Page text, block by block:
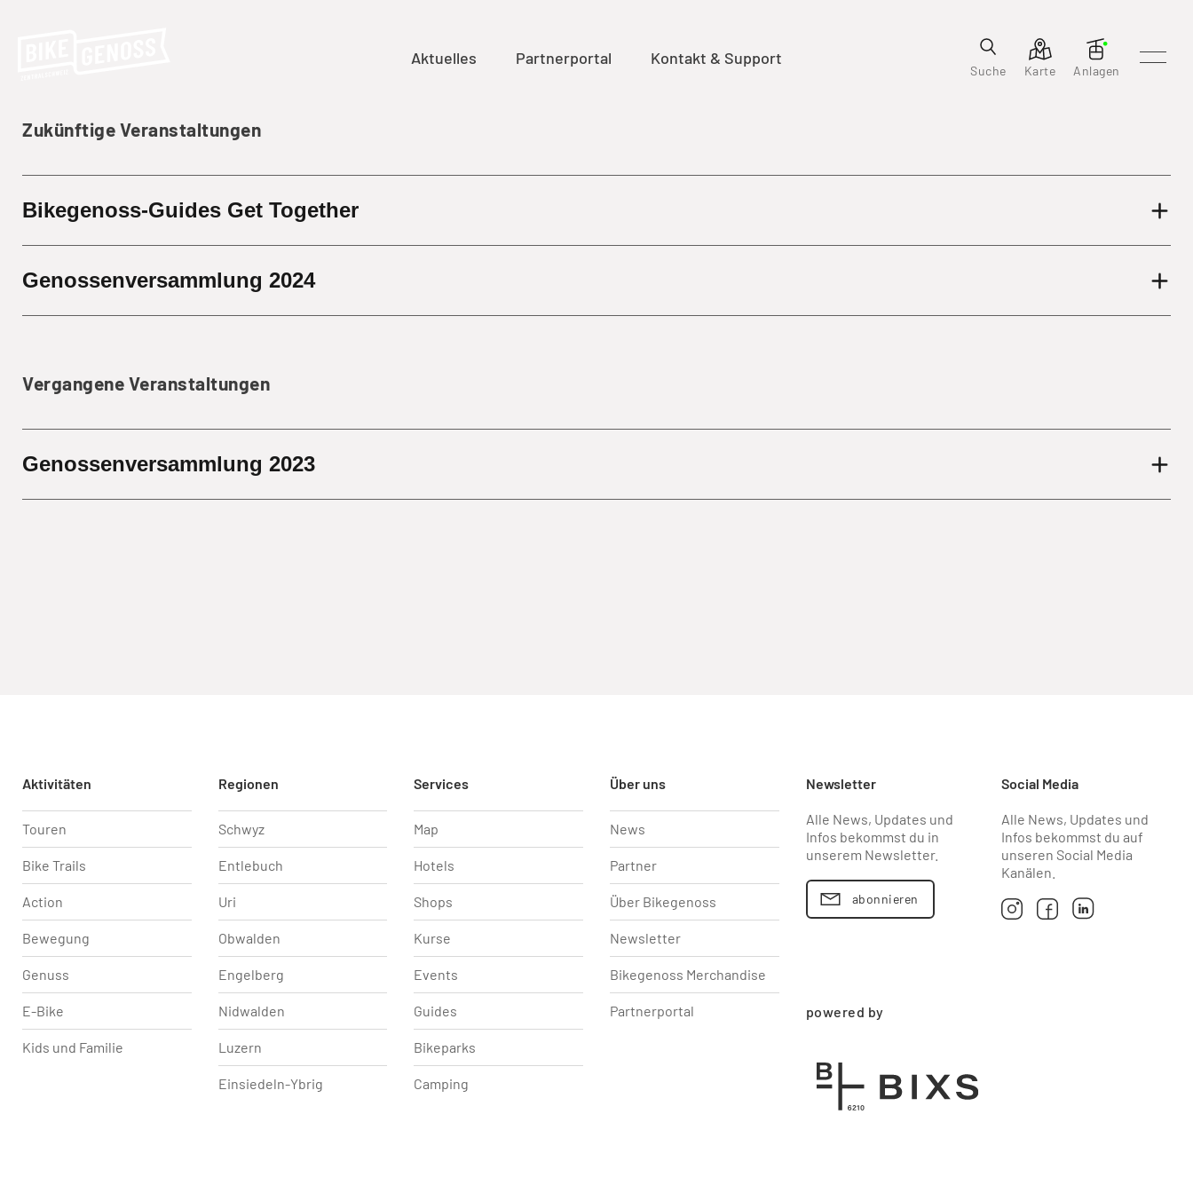
Aktuelles Partnerportal Kontakt & Support
Suche Karte Anlagen
Zukünftige Veranstaltungen
Bikegenoss-Guides Get Together
Genossenversammlung 2024
Vergangene Veranstaltungen
Genossenversammlung 2023
Aktivitäten
Touren
Bike Trails
Action
Bewegung
Genuss
E-Bike
Kids und Familie
Regionen
Schwyz
Entlebuch
Uri
Obwalden
Engelberg
Nidwalden
Luzern
Einsiedeln-Ybrig
Services
Map
Hotels
Shops
Kurse
Events
Guides
Bikeparks
Camping
Über uns
News
Partner
Über Bikegenoss
Newsletter
Bikegenoss Merchandise
Partnerportal
Newsletter
Alle News, Updates und
Infos bekommst du in
unserem Newsletter.
abonnieren
Social Media
Alle News, Updates und
Infos bekommst du auf
unseren Social Media
Kanälen.
powered by